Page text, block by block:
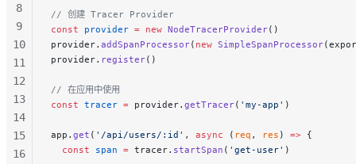
// 创建 Tracer Provider
const provider = new NodeTracerProvider()
provider. addSpanProcessor( new SimpleSpanProcessor
provider. register()
// 在应用中使用
const tracer = provider. getTracer( 'my-app' )
app. get ( '/api/users/:id' , async ( req , res ) => {
  const
span = tracer. startSpan ( 'get-user' )
8
9
10
11
12
13
14
15
16